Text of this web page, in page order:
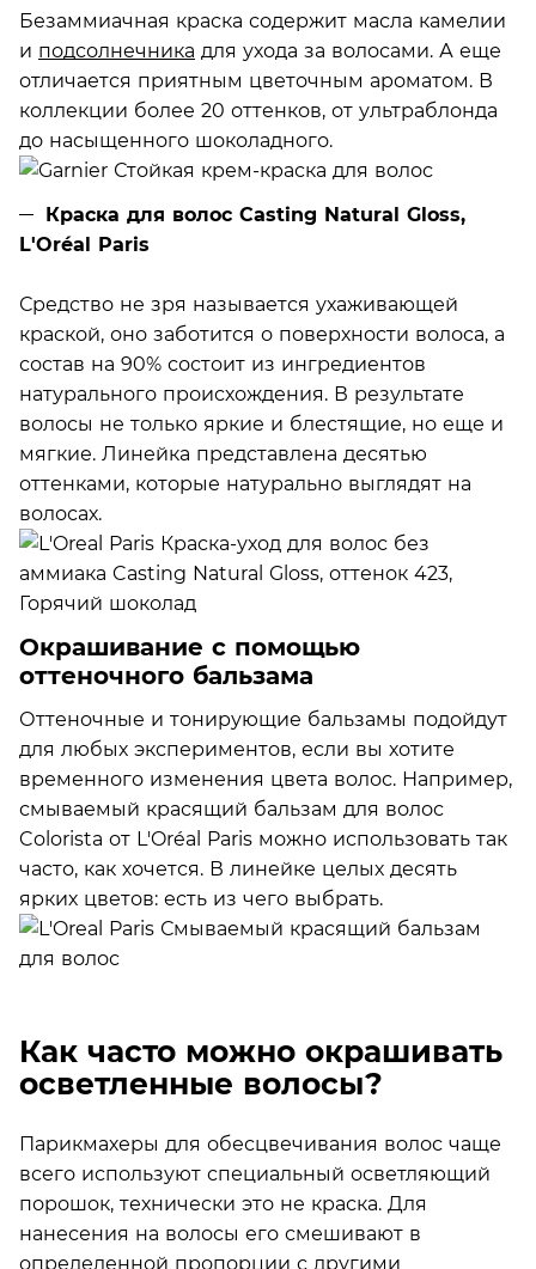
Безаммиачная краска содержит масла камелии
и подсолнечника для ухода за волосами. А еще
отличается приятным цветочным ароматом. В
коллекции более 20 оттенков, от ультраблонда
до насыщенного шоколадного.
Краска для волос Casting Natural Gloss,
L'Oréal Paris
Средство не зря называется ухаживающей
краской, оно заботится о поверхности волоса, а
состав на 90% состоит из ингредиентов
натурального происхождения. В результате
волосы не только яркие и блестящие, но еще и
мягкие. Линейка представлена десятью
оттенками, которые натурально выглядят на
волосах.
Окрашивание с помощью
оттеночного бальзама
Оттеночные и тонирующие бальзамы подойдут
для любых экспериментов, если вы хотите
временного изменения цвета волос. Например,
смываемый красящий бальзам для волос
Colorista от L'Oréal Paris можно использовать так
часто, как хочется. В линейке целых десять
ярких цветов: есть из чего выбрать.
Как часто можно окрашивать
осветленные волосы?
Парикмахеры для обесцвечивания волос чаще
всего используют специальный осветляющий
порошок, технически это не краска. Для
нанесения на волосы его смешивают в
определенной пропорции с другими